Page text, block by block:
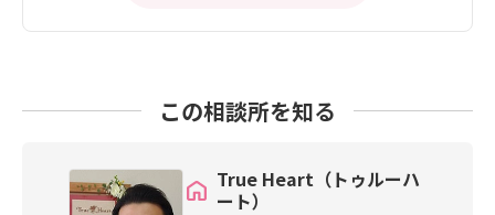
この相談所を知る
True Heart（トゥルーハ
ート）